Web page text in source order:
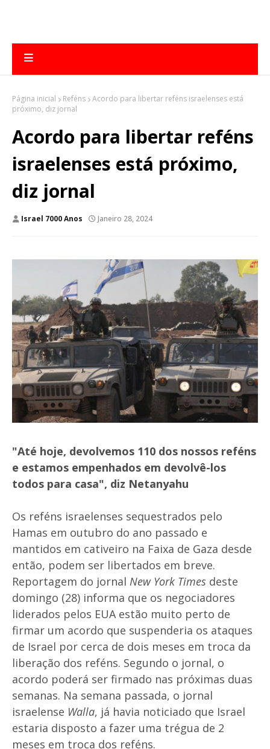
Página inicial Reféns
Acordo para libertar reféns israelenses está
próximo, diz jornal
Acordo para libertar reféns
israelenses está próximo,
diz jornal
Israel 7000 Anos Janeiro 28, 2024
"Até hoje, devolvemos 110 dos nossos reféns
e estamos empenhados em devolvê-los
todos para casa", diz Netanyahu
Os reféns israelenses sequestrados pelo
Hamas em outubro do ano passado e
mantidos em cativeiro na Faixa de Gaza desde
então, podem ser libertados em breve.
Reportagem do jornal New York Times deste
domingo (28) informa que os negociadores
liderados pelos EUA estão muito perto de
firmar um acordo que suspenderia os ataques
de Israel por cerca de dois meses em troca da
liberação dos reféns. Segundo o jornal, o
acordo poderá ser firmado nas próximas duas
semanas. Na semana passada, o jornal
israelense Walla, já havia noticiado que Israel
estaria disposto a fazer uma trégua de 2
meses em troca dos reféns.